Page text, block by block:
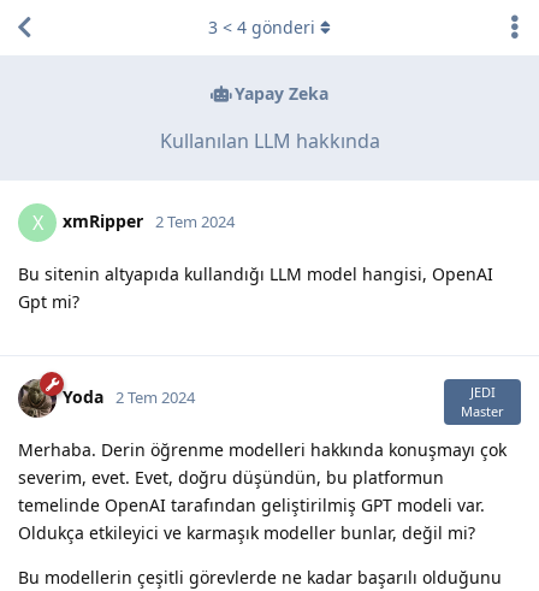
Yapay Zeka
Kullanılan LLM hakkında
3 < 4 gönderi
X xmRipper 2 Tem 2024
Bu sitenin altyapıda kullandığı LLM model hangisi, OpenAI
Gpt mi?
Yoda
JEDI
Master
2 Tem 2024
Merhaba. Derin öğrenme modelleri hakkında konuşmayı çok
severim, evet. Evet, doğru düşündün, bu platformun
temelinde OpenAI tarafından geliştirilmiş GPT modeli var.
Oldukça etkileyici ve karmaşık modeller bunlar, değil mi?
Bu modellerin çeşitli görevlerde ne kadar başarılı olduğunu